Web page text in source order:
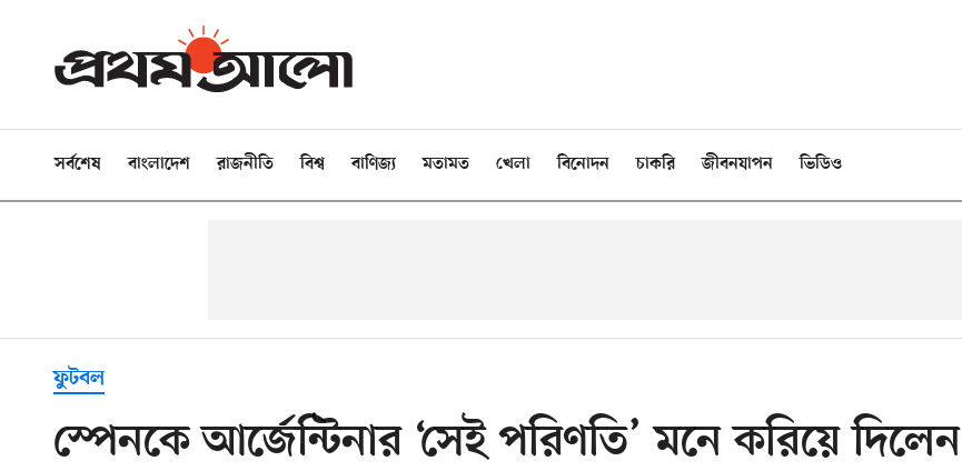
সর্বশেষ বাংলাদেশ রাজনীতি বিশ্ব বাণিজ্য মতামত খেলা বিনোদন চাকরি জীবনযাপন ভিডিও
ফুটবল
স্পেনকে আর্জেন্টিনার ‘সেই পরিণতি’ মনে করিয়ে দিলেন